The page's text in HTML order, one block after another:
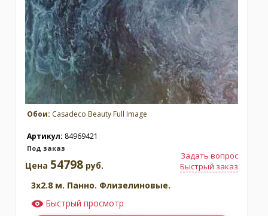
Обои: Casadeco Beauty Full Image
Артикул: 84969421
Под заказ
Задать вопрос
Быстрый заказ
Цена 54798 руб.
3x2.8 м. Панно. Флизелиновые.
Быстрый просмотр